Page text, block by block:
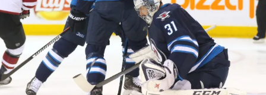
DALŠÍ SPORTY
Americký fotbal
Baseball a softbal
NEPŘEHLÉDNĚTE
Soutěže